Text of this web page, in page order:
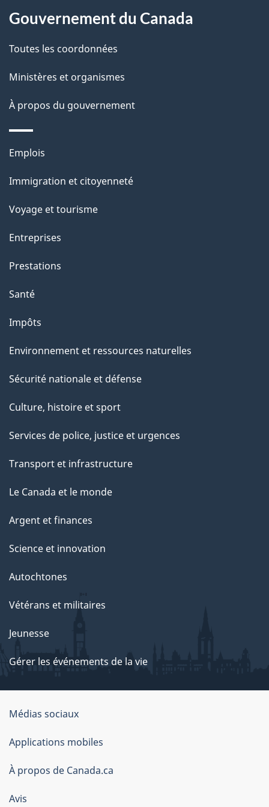
d
e
p
a
site
Gouvernement du Canada
Toutes les coordonnées
Ministères et organismes
À propos du gouvernement
Thèmes
sujets
Emplois
Immigration et citoyenneté
Voyage et tourisme
Entreprises
Prestations
Santé
Impôts
Environnement et ressources naturelles
Sécurité nationale et défense
Culture, histoire et sport
Services de police, justice et urgences
Transport et infrastructure
Le Canada et le monde
Argent et finances
Science et innovation
Autochtones
Vétérans et militaires
Jeunesse
Gérer les événements de la vie
Organisation
du
gouvernement
du
Canada
Médias sociaux
Applications mobiles
À propos de Canada.ca
Avis